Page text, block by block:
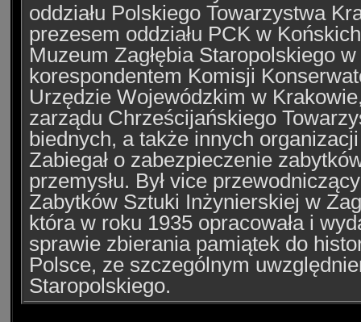
oddziału Polskiego Towarzystwa
prezesem oddziału PCK w
Muzeum Zagłębia Staropolskiego w
korespondentem Komisji
Urzędzie Wojewódzkim w
zarządu Chrześcijańskiego
biednych, a także innych
Zabiegał o zabezpieczenie
przemysłu. Był vice
Zabytków Sztuki Inżynierskiej w
która w roku 1935 opracowała i
sprawie zbierania pamiątek do
Polsce, ze szczególnym
Staropolskiego.